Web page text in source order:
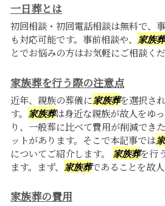
一日葬とは
初回相談・初回電話相談は無料で、
も対応可能です。事前相談や、 家族葬
とでお悩みの方はお気軽にご相談くだ
家族葬を行う際の注意点
近年、親族の葬儀に家族葬を選択さ
す。 家族葬は身近な親族が故人をゆ
り、一般葬に比べて費用が削減でき
ットがあります。そこで本記事では
についてご紹介します。 家族葬を行
ます。まず、 家族葬であることを故
家族葬の費用